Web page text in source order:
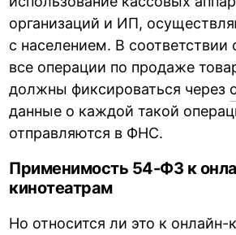
организаций и ИП,
с населением. В соответствии
все операции по продаже
должны фиксироваться через
данные о каждой такой
отправляются в ФНС.
Применимость 54-ФЗ к
кинотеатрам
Но относится ли это к онлайн-